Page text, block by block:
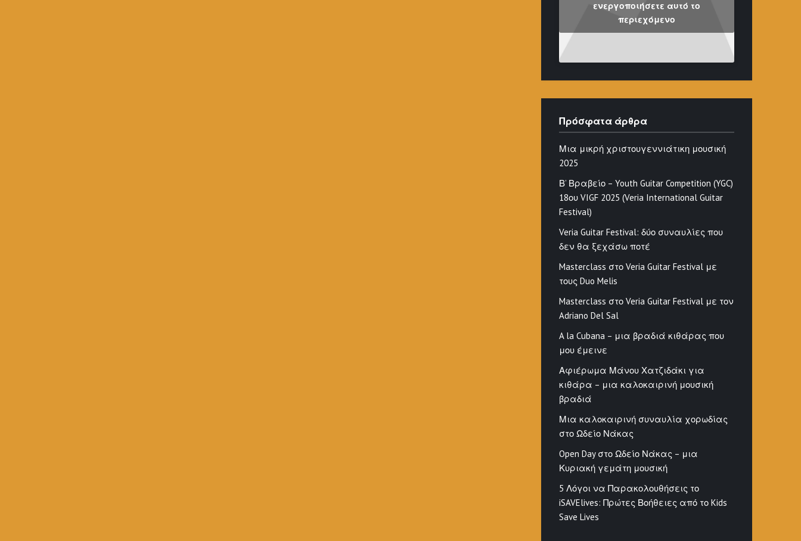
ενεργοποιήσετε αυτό το
περιεχόμενο
Πρόσφατα άρθρα
Μια μικρή χριστουγεννιάτικη μουσική
2025
Β’ Βραβείο – Youth Guitar Competition (YGC)
18ου VIGF 2025 (Veria International Guitar
Festival)
Veria Guitar Festival: δύο συναυλίες που
δεν θα ξεχάσω ποτέ
Masterclass στο Veria Guitar Festival με
τους Duo Melis
Masterclass στο Veria Guitar Festival με τον
Adriano Del Sal
A la Cubana – μια βραδιά κιθάρας που
μου έμεινε
Αφιέρωμα Μάνου Χατζιδάκι για
κιθάρα – μια καλοκαιρινή μουσική
βραδιά
Μια καλοκαιρινή συναυλία χορωδίας
στο Ωδείο Νάκας
Open Day στο Ωδείο Νάκας – μια
Κυριακή γεμάτη μουσική
5 Λόγοι να Παρακολουθήσεις το
iSAVElives: Πρώτες Βοήθειες από το Kids
Save Lives